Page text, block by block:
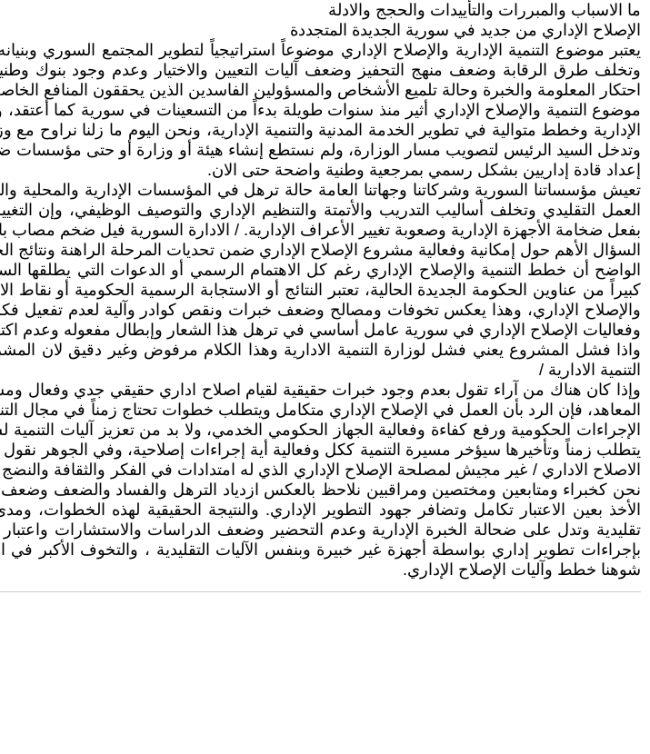
ما الاسباب والمبررات والتأييدات والحجج والادلة
الإصلاح الإداري من جديد في سورية الجديدة المتجددة
يعتبر موضوع التنمية الإدارية والإصلاح الإداري موضوعاً استراتيجياً لتطوير المجتمع السوري
وتخلف طرق الرقابة وضعف منهج التحفيز وضعف آليات التعيين والاختيار وعدم وجود بنوك
احتكار المعلومة والخبرة وحالة تلميع الأشخاص والمسؤولين الفاسدين الذين يحققون المنافع
موضوع التنمية والإصلاح الإداري أثير منذ سنوات طويلة بدءاً من التسعينات في سورية كما
الإدارية وخطط متوالية في تطوير الخدمة المدنية والتنمية الإدارية، ونحن اليوم ما زلنا
وتدخل السيد الرئيس لتصويب مسار الوزارة، ولم نستطع إنشاء هيئة أو وزارة أو حتى مؤسسات
إعداد قادة إداريين بشكل رسمي بمرجعية وطنية واضحة حتى الان.
تعيش مؤسساتنا السورية وشركاتنا وجهاتنا العامة حالة ترهل في المؤسسات الإدارية والمحلية
العمل التقليدي وتخلف أساليب التدريب والأتمتة والتنظيم الإداري والتوصيف الوظيفي، وإن
بفعل ضخامة الأجهزة الإدارية وصعوبة تغيير الأعراف الإدارية. / الادارة السورية فيل ضخم
السؤال الأهم حول إمكانية وفعالية مشروع الإصلاح الإداري ضمن تحديات المرحلة الراهنة
الواضح أن خطط التنمية والإصلاح الإداري رغم كل الاهتمام الرسمي أو الدعوات التي يطلقها
كبيراً من عناوين الحكومة الجديدة الحالية، تعتبر النتائج أو الاستجابة الرسمية الحكومية أو
والإصلاح الإداري، وهذا يعكس تخوفات ومصالح وضعف خبرات ونقص كوادر وآلية لعدم تفعيل
وفعاليات الإصلاح الإداري في سورية عامل أساسي في ترهل هذا الشعار وإبطال مفعوله وعدم
واذا فشل المشروع يعني فشل لوزارة التنمية الادارية وهذا الكلام مرفوض وغير دقيق لان
التنمية الادارية /
وإذا كان هناك من آراء تقول بعدم وجود خبرات حقيقية لقيام اصلاح اداري حقيقي جدي وفعال
المعاهد، فإن الرد بأن العمل في الإصلاح الإداري متكامل ويتطلب خطوات تحتاج زمناً في مجال
الإجراءات الحكومية ورفع كفاءة وفعالية الجهاز الحكومي الخدمي، ولا بد من تعزيز آليات
يتطلب زمناً وتأخيرها سيؤخر مسيرة التنمية ككل وفعالية أية إجراءات إصلاحية، وفي الجوهر
الاصلاح الاداري / غير مجيش لمصلحة الإصلاح الإداري الذي له امتدادات في الفكر والثقافة
نحن كخبراء ومتابعين ومختصين ومراقبين نلاحظ بالعكس ازدياد الترهل والفساد والضعف
الأخذ بعين الاعتبار تكامل وتضافر جهود التطوير الإداري. والنتيجة الحقيقية لهذه الخطوات،
تقليدية وتدل على ضحالة الخبرة الإدارية وعدم التحضير وضعف الدراسات والاستشارات
بإجراءات تطوير إداري بواسطة أجهزة غير خبيرة وبنفس الآليات التقليدية ، والتخوف الأكبر
شوهنا خطط وآليات الإصلاح الإداري.